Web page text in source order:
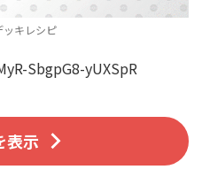
ッキレシピ
SbgpG8-yUXSpR
表示